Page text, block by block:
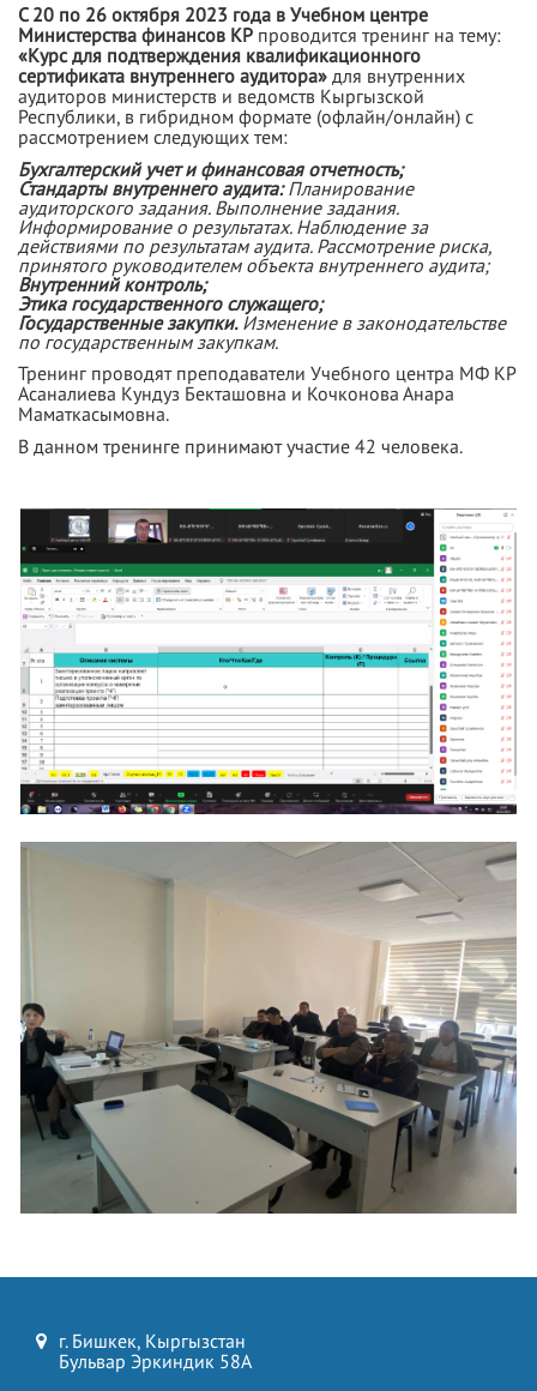
С 20 по 26 октября 2023 года в Учебном центре
Министерства финансов КР проводится тренинг на тему:
«Курс для подтверждения квалификационного
сертификата внутреннего аудитора» для внутренних
аудиторов министерств и ведомств Кыргызской
Республики, в гибридном формате (офлайн/онлайн) с
рассмотрением следующих тем:
Бухгалтерский учет и финансовая отчетность;
Стандарты внутреннего аудита:Планирование
аудиторского задания. Выполнение задания.
Информирование о результатах. Наблюдение за
действиями по результатам аудита. Рассмотрение риска,
принятого руководителем объекта внутреннего аудита;
Внутренний контроль;
Этика государственного служащего;
Государственные закупки.Изменение в законодательстве
по государственным закупкам.
Тренинг проводят преподаватели Учебного центра МФ КР
Асаналиева Кундуз Бекташовна и Кочконова Анара
Маматкасымовна.
В данном тренинге принимают участие 42 человека.
г. Бишкек, Кыргызстан
Бульвар Эркиндик 58А